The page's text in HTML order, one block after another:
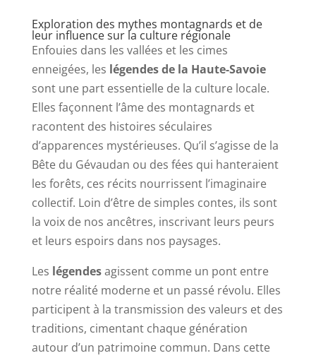
Exploration des mythes montagnards et de
leur influence sur la culture régionale
Enfouies dans les vallées et les cimes
enneigées, les légendes de la Haute-Savoie
sont une part essentielle de la culture locale.
Elles façonnent l’âme des montagnards et
racontent des histoires séculaires
d’apparences mystérieuses. Qu’il s’agisse de la
Bête du Gévaudan ou des fées qui hanteraient
les forêts, ces récits nourrissent l’imaginaire
collectif. Loin d’être de simples contes, ils sont
la voix de nos ancêtres, inscrivant leurs peurs
et leurs espoirs dans nos paysages.
Les légendesagissent comme un pont entre
notre réalité moderne et un passé révolu. Elles
participent à la transmission des valeurs et des
traditions, cimentant chaque génération
autour d’un patrimoine commun. Dans cette